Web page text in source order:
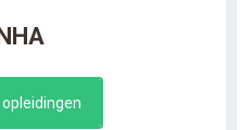
opleidingen